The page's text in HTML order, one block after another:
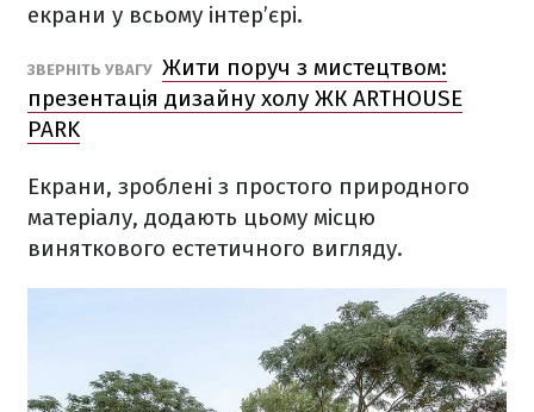
екрани у всьому інтер’єрі.
ЗВЕРНІТЬ УВАГУ Жити поруч з мистецтвом:
презентація дизайну холу ЖК ARTHOUSE
PARK
Екрани, зроблені з простого природного
матеріалу, додають цьому місцю
виняткового естетичного вигляду.